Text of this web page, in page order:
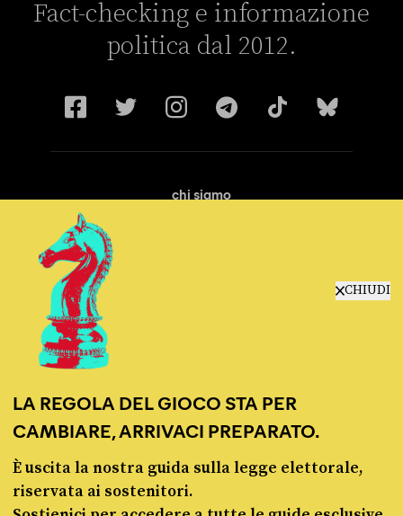
CHIUDI
LA REGOLA DEL GIOCO STA PER
CAMBIARE, ARRIVACI PREPARATO.
È uscita la nostra guida sulla legge elettorale,
riservata ai sostenitori.
Fact-checking e informazione
politica dal 2012.
chi siamo
© Pagella Politica 2012 - 2026